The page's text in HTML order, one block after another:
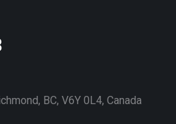
BC, V6Y 0L4, Canada